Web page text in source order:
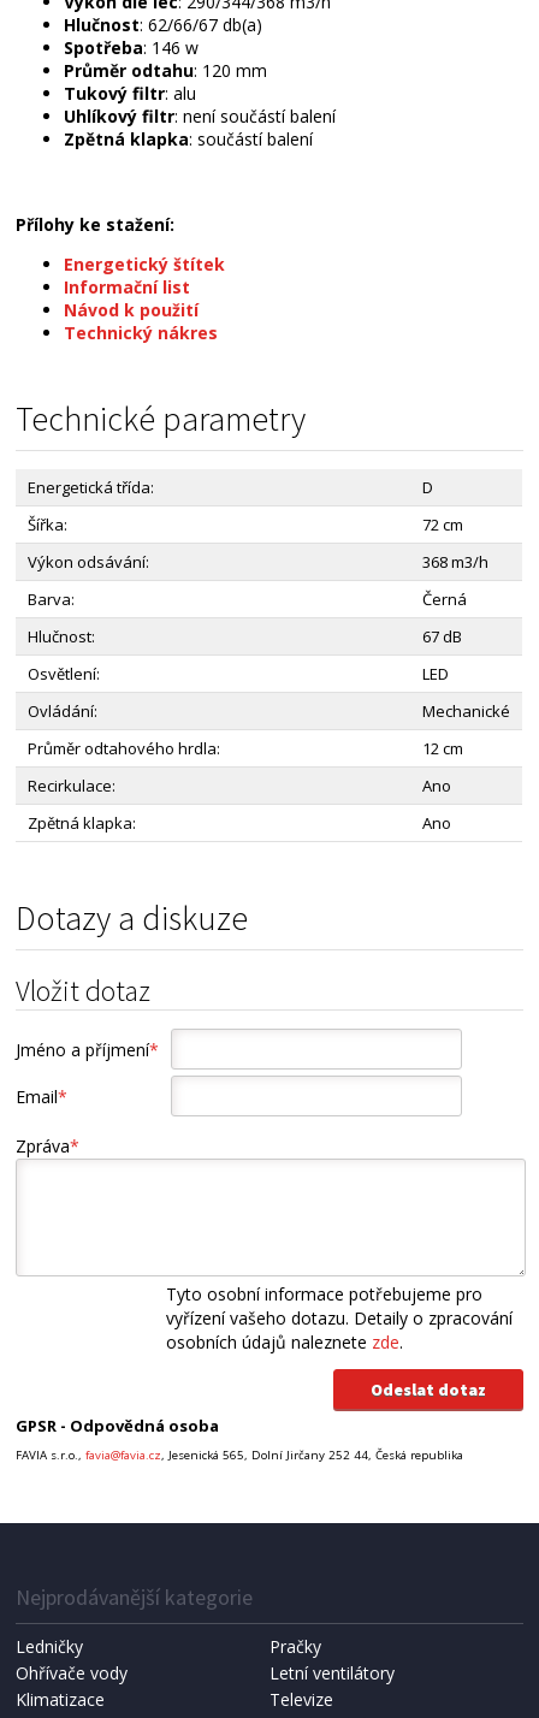
Hlučnost: 62/66/67 db(a)
Spotřeba: 146 w
Průměr odtahu: 120 mm
Tukový filtr: alu
Uhlíkový filtr: není součástí balení
Zpětná klapka: součástí balení
Přílohy ke stažení:
Energetický štítek
Informační list
Návod k použití
Technický nákres
Technické parametry
Energetická třída:
D
Šířka:
72 cm
Výkon odsávání:
368 m3/h
Barva:
Černá
Hlučnost:
67 dB
Osvětlení:
LED
Ovládání:
Mechanické
Průměr odtahového hrdla:
12 cm
Recirkulace:
Ano
Zpětná klapka:
Ano
Dotazy a diskuze
Vložit dotaz
Jméno a příjmení*
Email*
Zpráva*
Tyto osobní informace potřebujeme pro
vyřízení vašeho dotazu. Detaily o zpracování
osobních údajů naleznete zde.
GPSR - Odpovědná osoba
FAVIA s.r.o.,favia@favia.cz, Jesenická 565, Dolní Jirčany 252 44, Česká republika
Nejprodávanější kategorie
Ledničky
Pračky
Ohřívače vody
Letní ventilátory
Klimatizace
Televize